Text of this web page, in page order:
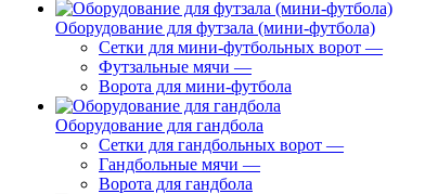
Оборудование для футзала (мини-футбола)
Сетки для мини-футбольных ворот —
Футзальные мячи —
Ворота для мини-футбола
Оборудование для гандбола
Сетки для гандбольных ворот —
Гандбольные мячи —
Ворота для гандбола